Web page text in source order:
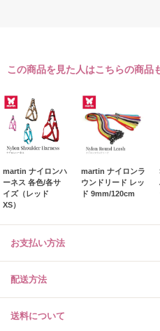
この商品を見た人はこちらの商品
martin ナイロンハ
ーネス 各色/各サ
イズ（レッド
XS）
martin ナイロンラ
ウンドリード レッ
ド 9mm/120cm
お支払い方法
配送方法
送料について